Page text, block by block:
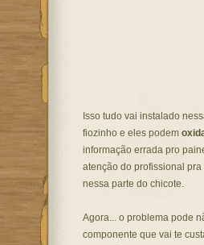
Isso tudo vai instalado
fiozinho e eles podem
informação errada pro
atenção do profissional
nessa parte do chicote.
Agora... o problema pode
componente que vai te